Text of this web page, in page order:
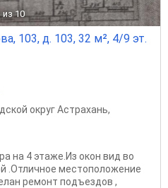
из 10
103, д. 103, 32 м², 4/9 эт.
округ Астрахань,
на 4 этаже.Из окон вид во
.Отличное местоположение
ремонт подъездов ,